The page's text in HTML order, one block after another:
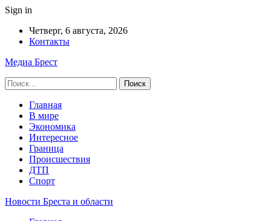
Sign in
Четверг, 6 августа, 2026
Контакты
Медиа Брест
Главная
В мире
Экономика
Интересное
Граница
Происшествия
ДТП
Спорт
Новости Бреста и области